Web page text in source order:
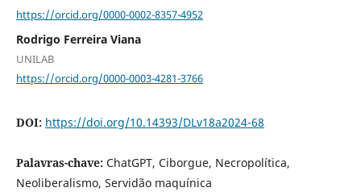
https://orcid.org/0000-0002-8357-4952
Rodrigo Ferreira Viana
UNILAB
https://orcid.org/0000-0003-4281-3766
DOI: https://doi.org/10.14393/DLv18a2024-68
Palavras-chave: ChatGPT, Ciborgue, Necropolítica,
Neoliberalismo, Servidão maquínica